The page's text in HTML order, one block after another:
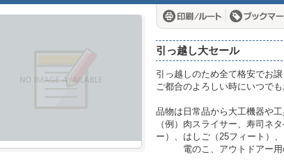
引っ越し大セール
引っ越しのため全て格安でお譲
ご都合のよろしい時にいつで
品物は日常品から大工機器や
（例）肉スライサー、寿司ネ
ー）、はしご（25フィート）、
電のこ、アウトドアー用